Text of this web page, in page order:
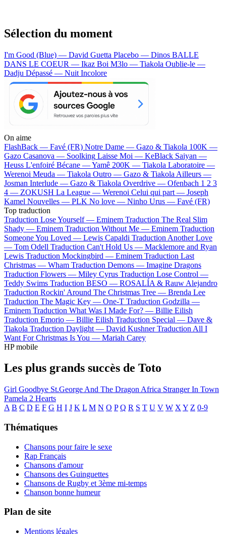
Sélection du moment
I'm Good (Blue) — David Guetta Placebo — Dinos BALLE
DANS LE COEUR — Ikaz Boi M3lo — Tiakola Oublie-le —
Dadju Dépassé — Nuit Incolore
On aime
FlashBack — Favé (FR) Notre Dame — Gazo & Tiakola 100K —
Gazo Casanova — Soolking Laisse Moi — KeBlack Saiyan —
Heuss L'enfoiré Bécane —Yamê 200K — Tiakola Laboratoire —
Werenoi Meuda — Tiakola Outro — Gazo & Tiakola Ailleurs —
Josman Interlude — Gazo & Tiakola Overdrive — Ofenbach 1 2 3
4 — ZOKUSH La League — Werenoi Celui qui part — Joseph
Kamel Nouvelles — PLK No love — Ninho Urus — Favé (FR)
Top traduction
Traduction Lose Yourself — Eminem Traduction The Real Slim
Shady — Eminem Traduction Without Me — Eminem Traduction
Someone You Loved — Lewis Capaldi Traduction Another Love
— Tom Odell Traduction Can't Hold Us — Macklemore and Ryan
Lewis Traduction Mockingbird — Eminem Traduction Last
Christmas — Wham Traduction Demons — Imagine Dragons
Traduction Flowers — Miley Cyrus Traduction Lose Control —
Teddy Swims Traduction BESO — ROSALÍA & Rauw Alejandro
Traduction Rockin' Around The Christmas Tree — Brenda Lee
Traduction The Magic Key — One-T Traduction Godzilla —
Eminem Traduction What Was I Made For? — Billie Eilish
Traduction Emorio — Billie Eilish Traduction Special — Dave &
Tiakola Traduction Daylight — David Kushner Traduction All I
Want For Christmas Is You — Mariah Carey
HP mobile
Les plus grands succès de Toto
Girl Goodbye St.George And The Dragon Africa Stranger In Town
Pamela 2 Hearts
A B C D E F G H I J K L M N O P Q R S T U V W X Y Z 0-9
Thématiques
Chansons pour faire le sexe
Rap Français
Chansons d'amour
Chansons des Guinguettes
Chansons de Rugby et 3ème mi-temps
Chanson bonne humeur
Plan de site
Mentions légales